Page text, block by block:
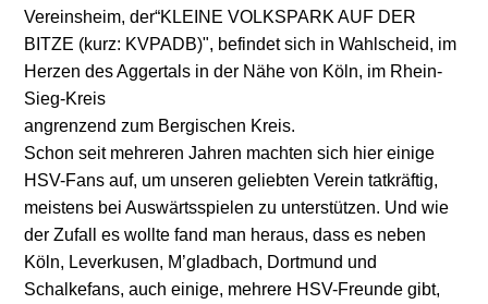
Vereinsheim, der“KLEINE VOLKSPARK AUF DER
BITZE (kurz: KVPADB)", befindet sich in Wahlscheid, im
Herzen des Aggertals in der Nähe von Köln, im Rhein-
Sieg-Kreis
angrenzend zum Bergischen Kreis.
Schon seit mehreren Jahren machten sich hier einige
HSV-Fans auf, um unseren geliebten Verein tatkräftig,
meistens bei Auswärtsspielen zu unterstützen. Und wie
der Zufall es wollte fand man heraus, dass es neben
Köln, Leverkusen, M’gladbach, Dortmund und
Schalkefans, auch einige, mehrere HSV-Freunde gibt,